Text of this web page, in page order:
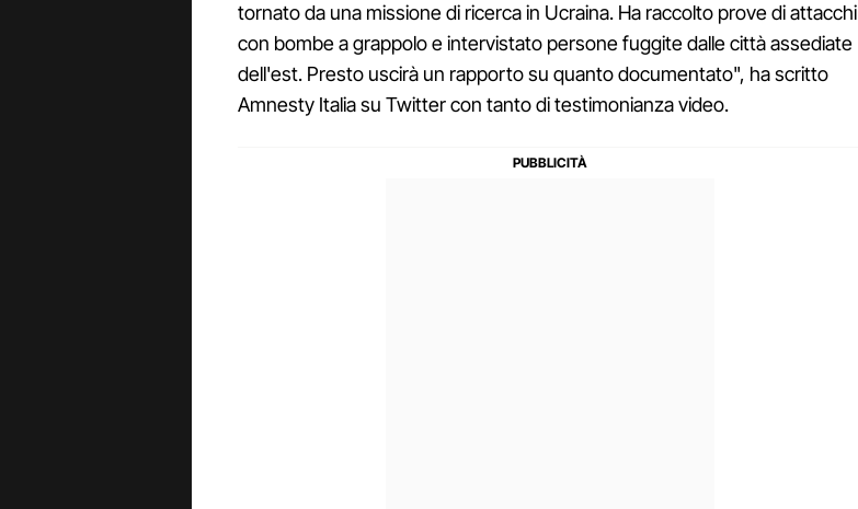
tornato da una missione di ricerca in Ucraina. Ha raccolto prove di attacchi
con bombe a grappolo e intervistato persone fuggite dalle città assediate
dell'est. Presto uscirà un rapporto su quanto documentato", ha scritto
Amnesty Italia su Twitter con tanto di testimonianza video.